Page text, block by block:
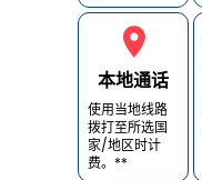
本地通话
使用当地线路
拨打至所选国
家/地区时计
费。**